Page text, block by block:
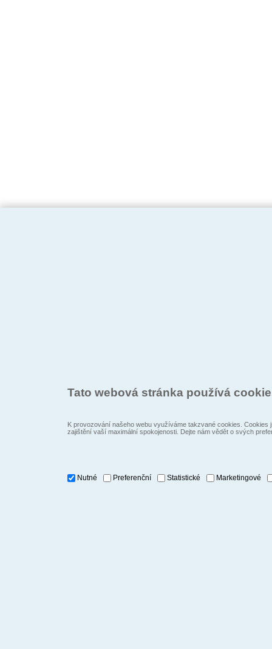
Tato webová stránka používá
K provozování našeho webu využíváme takzvané cookies.
zajištění vaší maximální spokojenosti. Dejte nám vědět o svých
Nutné Preferenční Statistické Marketingové